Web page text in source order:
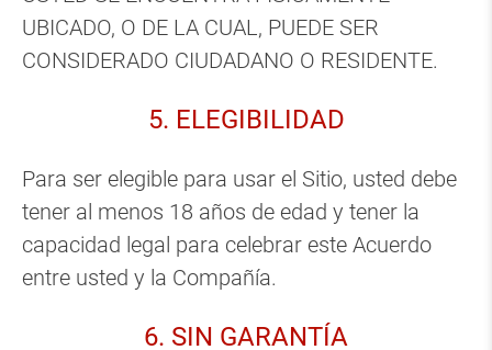
UBICADO, O DE LA CUAL, PUEDE SER
CONSIDERADO CIUDADANO O RESIDENTE.
5. ELEGIBILIDAD
Para ser elegible para usar el Sitio, usted debe
tener al menos 18 años de edad y tener la
capacidad legal para celebrar este Acuerdo
entre usted y la Compañía.
6. SIN GARANTÍA